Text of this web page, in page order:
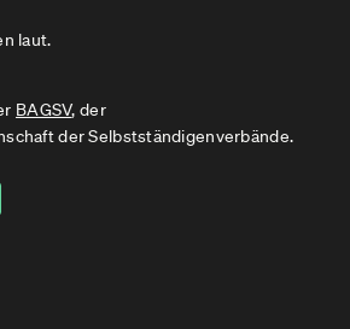
laut.
BAGSV, der
der Selbstständigenverbände.